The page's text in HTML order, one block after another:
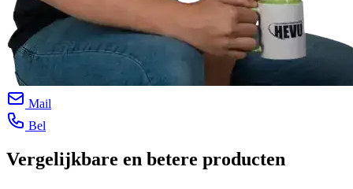
Mail
Bel
Vergelijkbare en betere producten